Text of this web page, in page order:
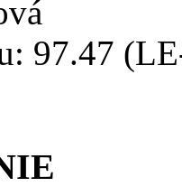
97.47